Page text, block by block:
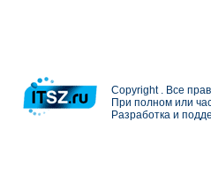
Copyright . Все
При полном или
Разработка и